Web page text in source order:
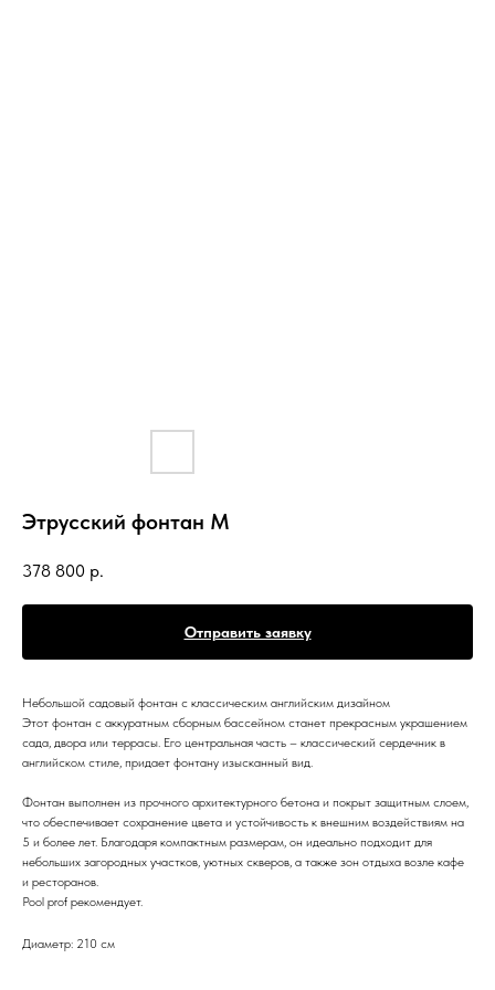
Этрусский фонтан M
378 800 р.
Отправить заявку
Небольшой садовый фонтан с классическим английским дизайном
Этот фонтан с аккуратным сборным бассейном станет прекрасным украшением
сада, двора или террасы. Его центральная часть – классический сердечник в
английском стиле, придает фонтану изысканный вид.
Фонтан выполнен из прочного архитектурного бетона и покрыт защитным слоем,
что обеспечивает сохранение цвета и устойчивость к внешним воздействиям на
5 и более лет. Благодаря компактным размерам, он идеально подходит для
небольших загородных участков, уютных скверов, а также зон отдыха возле кафе
и ресторанов.
Pool prof рекомендует.
Диаметр: 210 см